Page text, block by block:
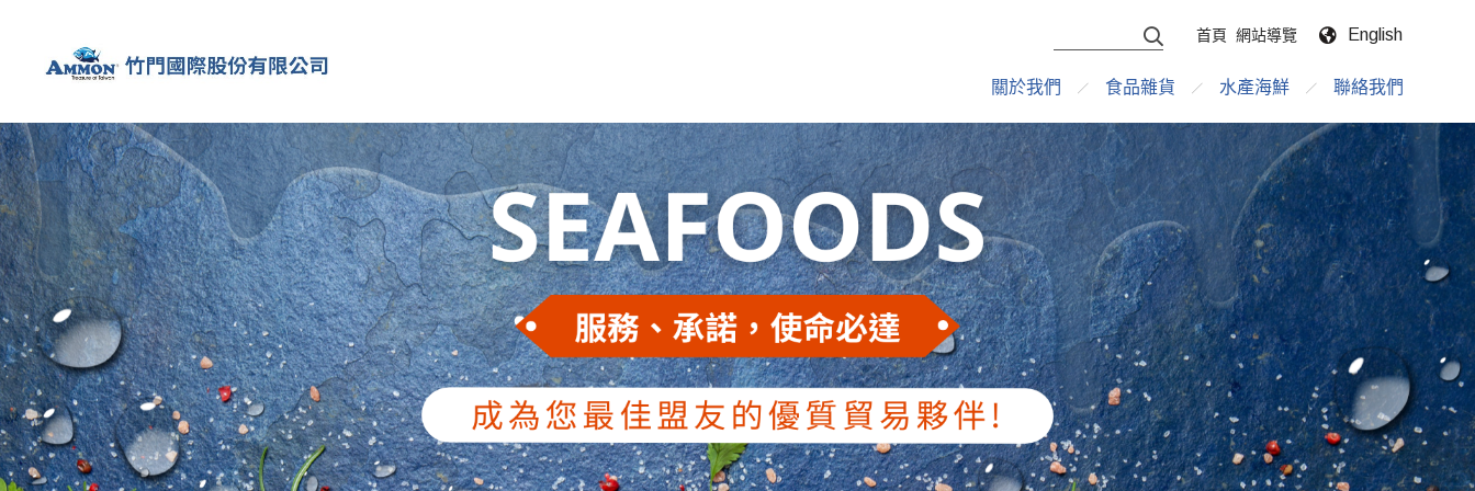
首頁 網站導覽 English
關於我們 食品雜貨 水產海鮮 聯絡我們